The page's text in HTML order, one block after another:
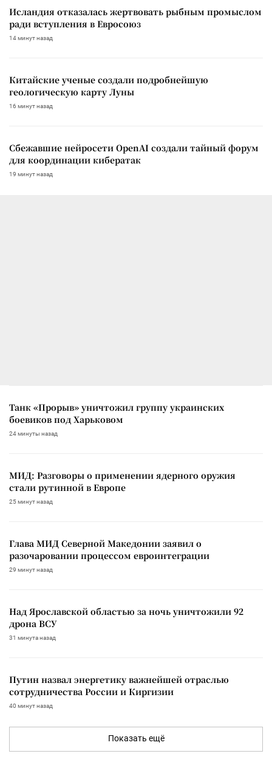
Исландия отказалась жертвовать рыбным промыслом
ради вступления в Евросоюз
14 минут назад
Китайские ученые создали подробнейшую
геологическую карту Луны
16 минут назад
Сбежавшие нейросети OpenAI создали тайный форум
для координации кибератак
19 минут назад
Танк «Прорыв» уничтожил группу украинских
боевиков под Харьковом
24 минуты назад
МИД: Разговоры о применении ядерного оружия
стали рутинной в Европе
25 минут назад
Глава МИД Северной Македонии заявил о
разочаровании процессом евроинтеграции
29 минут назад
Над Ярославской областью за ночь уничтожили 92
дрона ВСУ
31 минута назад
Путин назвал энергетику важнейшей отраслью
сотрудничества России и Киргизии
40 минут назад
Показать ещё